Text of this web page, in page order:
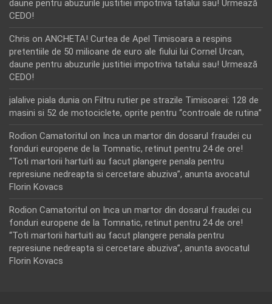
daune pentru abuzurile justitiei impotriva tatalui sau! Urmează
CEDO!
Chris on ANCHETA! Curtea de Apel Timisoara a respins
pretentiile de 50 milioane de euro ale fiului lui Cornel Urcan,
daune pentru abuzurile justitiei impotriva tatalui sau! Urmează
CEDO!
jalalive piala dunia on Filtru rutier pe strazile Timisoarei: 128 de
masini si 52 de motociclete, oprite pentru “controale de rutina”
Rodion Camatoritul on Inca un martor din dosarul fraudei cu
fonduri europene de la Tomnatic, retinut pentru 24 de ore!
“Toti martorii hartuiti au facut plangere penala pentru
represiune nedreapta si cercetare abuziva”, anunta avocatul
Florin Kovacs
Rodion Camatoritul on Inca un martor din dosarul fraudei cu
fonduri europene de la Tomnatic, retinut pentru 24 de ore!
“Toti martorii hartuiti au facut plangere penala pentru
represiune nedreapta si cercetare abuziva”, anunta avocatul
Florin Kovacs